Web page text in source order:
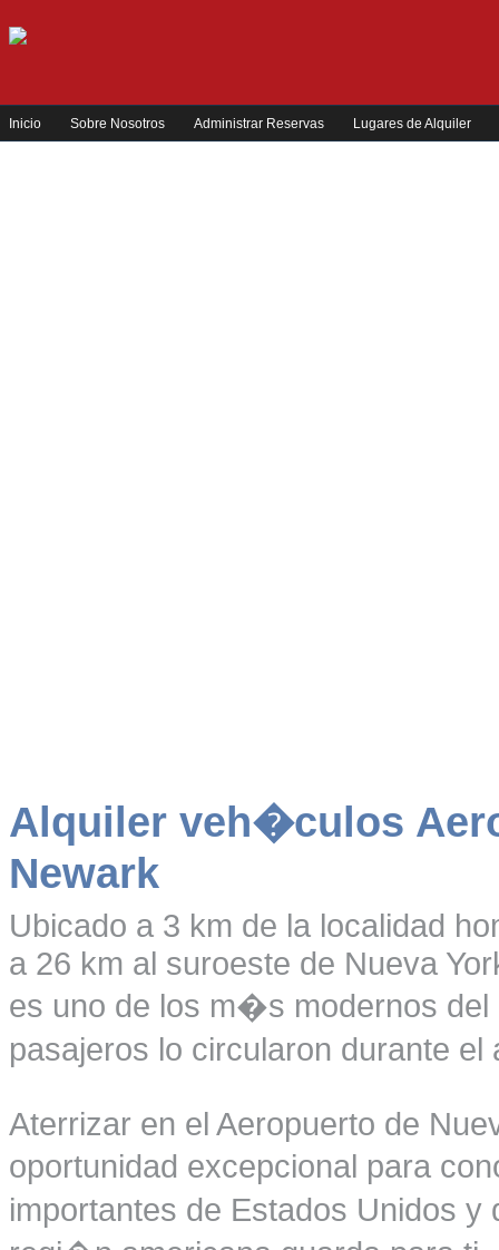
Inicio Sobre Nosotros Administrar Reservas Lugares de Alquiler
Alquiler veh�culos
Newark
Ubicado a 3 km de la localidad
a 26 km al suroeste de Nueva
es uno de los m�s modernos
pasajeros lo circularon durante
Aterrizar en el Aeropuerto de
oportunidad excepcional para
importantes de Estados Unidos